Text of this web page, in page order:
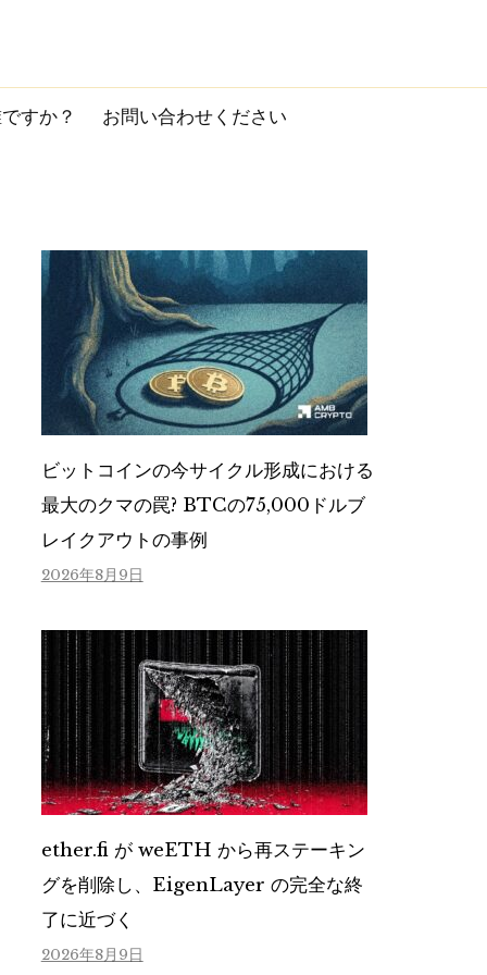
すか？ お問い合わせください
ビットコインの今サイクル形成における
最大のクマの罠? BTCの75,000ドルブ
レイクアウトの事例
2026年8月9日
ether.fi が weETH から再ステーキン
グを削除し、EigenLayer の完全な終
了に近づく
2026年8月9日